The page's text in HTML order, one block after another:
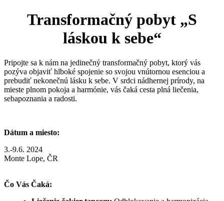
Transformačný pobyt „S
láskou k sebe“
Pripojte sa k nám na jedinečný transformačný pobyt, ktorý vás
pozýva objaviť hlboké spojenie so svojou vnútornou esenciou a
prebudiť nekonečnú lásku k sebe. V srdci nádhernej prírody, na
mieste plnom pokoja a harmónie, vás čaká cesta plná liečenia,
sebapoznania a radosti.
Dátum a miesto:
3.-9.6. 2024
Monte Lope, ČR
Čo Vás Čaká: